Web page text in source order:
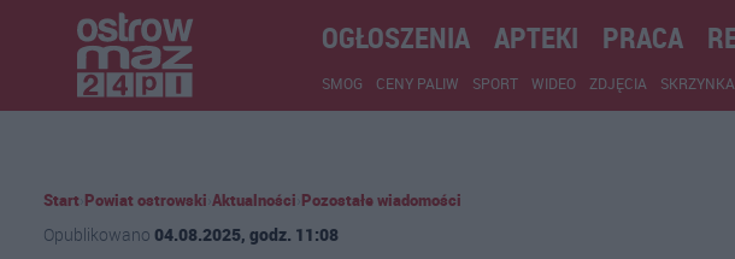
OGŁOSZENIA APTEKI PRACA
SMOG CENY PALIW SPORT WIDEO ZDJĘCIA
Start Powiat ostrowski Aktualności Pozostałe wiadomości
Opublikowano 04.08.2025, godz. 11:08